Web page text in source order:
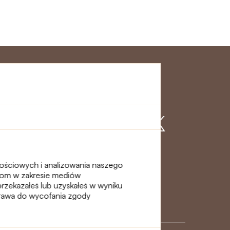
i analizowania naszego
w zakresie mediów
lub uzyskałeś w wyniku
do wycofania zgody